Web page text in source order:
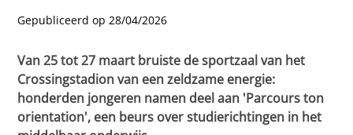
Gepubliceerd op 28/04/2026
Van 25 tot 27 maart bruiste de sportzaal van het
Crossingstadion van een zeldzame energie:
honderden jongeren namen deel aan 'Parcours ton
orientation', een beurs over studierichtingen in het